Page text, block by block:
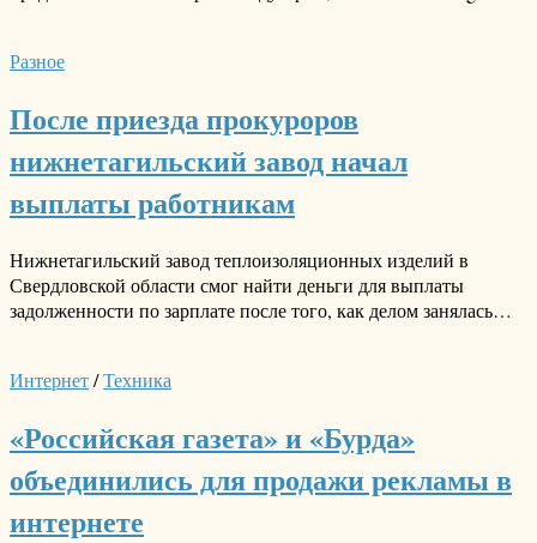
Разное
После приезда прокуроров
нижнетагильский завод начал
выплаты работникам
Нижнетагильский завод теплоизоляционных изделий в
Свердловской области смог найти деньги для выплаты
задолженности по зарплате после того, как делом занялась…
Интернет/Техника
«Российская газета» и «Бурда»
объединились для продажи рекламы в
интернете